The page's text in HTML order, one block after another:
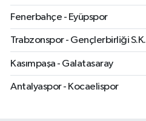
Fenerbahçe - Eyüpspor
Trabzonspor - Gençlerbirliği S.K.
Kasımpaşa - Galatasaray
Antalyaspor - Kocaelispor